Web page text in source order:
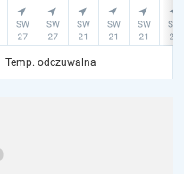
Temp. odczuwalna